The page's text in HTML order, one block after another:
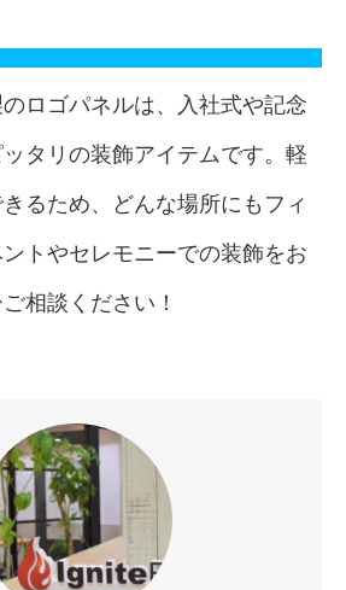
ロゴパネルは、入社式や記念
タリの装飾アイテムです。軽
るため、どんな場所にもフィ
トやセレモニーでの装飾をお
相談ください！